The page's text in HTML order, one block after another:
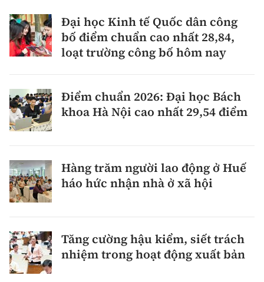
Đại học Kinh tế Quốc dân công
bố điểm chuẩn cao nhất 28,84,
loạt trường công bố hôm nay
Điểm chuẩn 2026: Đại học Bách
khoa Hà Nội cao nhất 29,54 điểm
Hàng trăm người lao động ở Huế
háo hức nhận nhà ở xã hội
Tăng cường hậu kiểm, siết trách
nhiệm trong hoạt động xuất bản